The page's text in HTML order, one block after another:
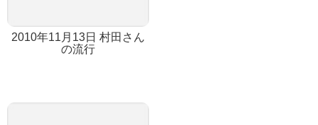
2010年11月13日 村田さん
の流行